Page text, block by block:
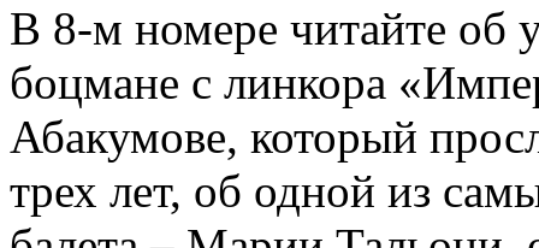
В 8-м номере читайте об
боцмане с линкора
Абакумове, который
трех лет, об одной из